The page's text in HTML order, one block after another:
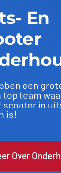
En
een
top team
scooter in
is!
Over